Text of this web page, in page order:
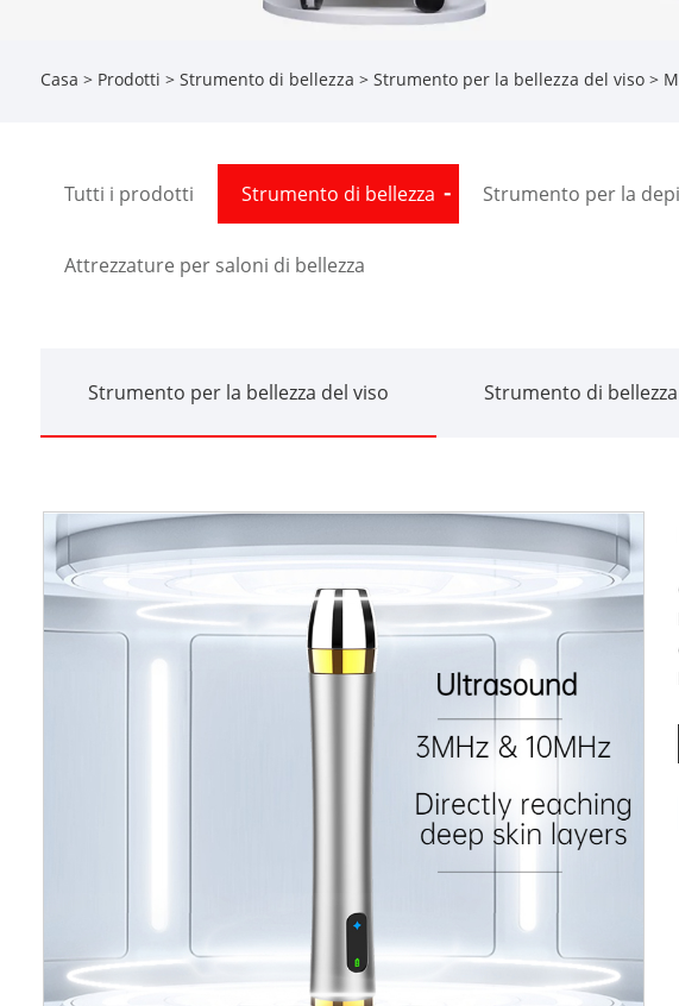
Casa > Prodotti > Strumento di bellezza > Strumento per la bellezza del viso>
Tutti i prodotti Strumento di bellezza Strumento per la
Attrezzature per saloni di bellezza
Strumento per la bellezza del viso Strumento di